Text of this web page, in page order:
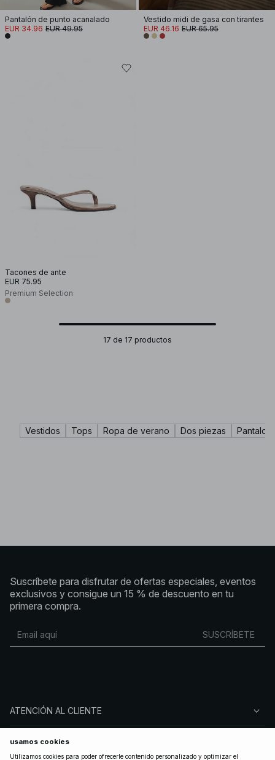
Pantalón de punto acanalado
EUR 34.96 EUR 49.95
Vestido midi de gasa con tirantes
EUR 46.16 EUR 65.95
Tacones de ante
EUR 75.95
Premium Selection
17 de 17 productos
Vestidos Tops Ropa de verano Dos piezas
Suscríbete para disfrutar de ofertas especiales, eventos
exclusivos y consigue un 15 % de descuento en tu
primera compra.
SUSCRÍBETE
ATENCIÓN AL CLIENTE
SOBRE NA-KD